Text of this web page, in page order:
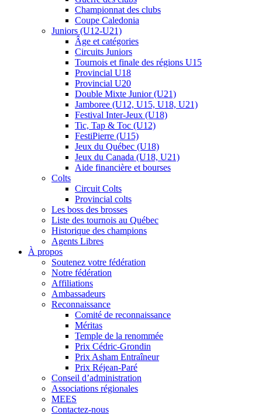
Championnat des clubs
Coupe Caledonia
Juniors (U12-U21)
Âge et catégories
Circuits Juniors
Tournois et finale des régions U15
Provincial U18
Provincial U20
Double Mixte Junior (U21)
Jamboree (U12, U15, U18, U21)
Festival Inter-Jeux (U18)
Tic, Tap & Toc (U12)
FestiPierre (U15)
Jeux du Québec (U18)
Jeux du Canada (U18, U21)
Aide financière et bourses
Colts
Circuit Colts
Provincial colts
Les boss des brosses
Liste des tournois au Québec
Historique des champions
Agents Libres
À propos
Soutenez votre fédération
Notre fédération
Affiliations
Ambassadeurs
Reconnaissance
Comité de reconnaissance
Méritas
Temple de la renommée
Prix Cédric-Grondin
Prix Asham Entraîneur
Prix Réjean-Paré
Conseil d’administration
Associations régionales
MEES
Contactez-nous